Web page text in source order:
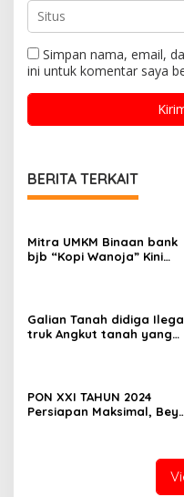
Simpan nama, email,
ini untuk komentar saya
BERITA TERKAIT
Mitra UMKM Binaan bank
bjb “Kopi Wanoja” Kini
Galian Tanah didiga
truk Angkut tanah yang
PON XXI TAHUN 2024
Persiapan Maksimal, Bey